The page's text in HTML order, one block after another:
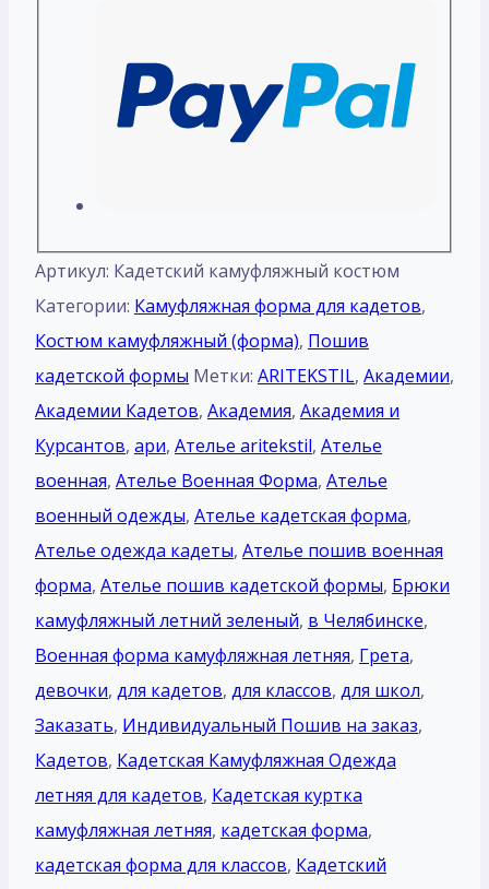
Артикул: Кадетский камуфляжный костюм
Категории: Камуфляжная форма для кадетов,
Костюм камуфляжный (форма), Пошив
кадетской формы Метки: ARITEKSTIL, Академии,
Академии Кадетов, Академия, Академия и
Курсантов, ари, Ателье aritekstil, Ателье
военная, Ателье Военная Форма, Ателье
военный одежды, Ателье кадетская форма,
Ателье одежда кадеты, Ателье пошив военная
форма, Ателье пошив кадетской формы, Брюки
камуфляжный летний зеленый, в Челябинске,
Военная форма камуфляжная летняя, Грета,
девочки, для кадетов, для классов, для школ,
Заказать, Индивидуальный Пошив на заказ,
Кадетов, Кадетская Камуфляжная Одежда
летняя для кадетов, Кадетская куртка
камуфляжная летняя, кадетская форма,
кадетская форма для классов, Кадетский